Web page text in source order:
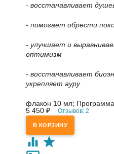
- восстанавливает
- помогает обрести
- улучшает и
оптимизм
- восстанавливает
укрепляет ауру
флакон 10 мл; Программа
5 450 ₽ Отзывов: 2